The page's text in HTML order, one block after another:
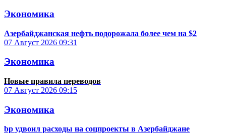
Экономика
Азербайджанская нефть подорожала более чем на $2
07 Август 2026 09:31
Экономика
Новые правила переводов
07 Август 2026 09:15
Экономика
bp удвоил расходы на соцпроекты в Азербайджане